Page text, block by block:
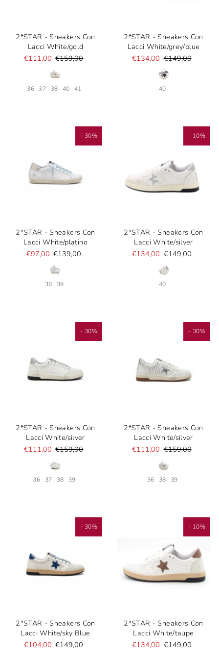
2*STAR - Sneakers Con
Lacci White/gold
€111,00 €159,00
36 37 38 40 41
2*STAR - Sneakers Con
Lacci White/grey/blue
€134,00 €149,00
40
- 30%
2*STAR - Sneakers Con
Lacci White/platino
€97,00 €139,00
36 39
- 10%
2*STAR - Sneakers Con
Lacci White/silver
€134,00 €149,00
40
- 30%
2*STAR - Sneakers Con
Lacci White/silver
€111,00 €159,00
36 37 38 39
- 30%
2*STAR - Sneakers Con
Lacci White/silver
€111,00 €159,00
36 38 39
- 30%
2*STAR - Sneakers Con
Lacci White/sky Blue
€104,00 €149,00
- 10%
2*STAR - Sneakers Con
Lacci White/taupe
€134,00 €149,00